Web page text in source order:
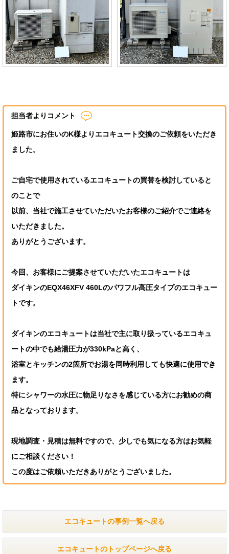
担当者よりコメント
姫路市にお住いのK様よりエコキュート交換のご依頼をいただき
ました。
ご自宅で使用されているエコキュートの買替を検討していると
のことで
以前、当社で施工させていただいたお客様のご紹介でご連絡を
いただきました。
ありがとうございます。
今回、お客様にご提案させていただいたエコキュートは
ダイキンのEQX46XFV 460Lのパワフル高圧タイプのエコキュー
トです。
ダイキンのエコキュートは当社で主に取り扱っているエコキュ
ートの中でも給湯圧力が330kPaと高く、
浴室とキッチンの2箇所でお湯を同時利用しても快適に使用でき
ます。
特にシャワーの水圧に物足りなさを感じている方にお勧めの商
品となっております。
現地調査・見積は無料ですので、少しでも気になる方はお気軽
にご相談ください！
この度はご依頼いただきありがとうございました。
エコキュートの事例一覧へ戻る
エコキュートのトップページへ戻る